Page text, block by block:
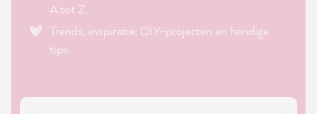
A tot Z.
Trends, inspiratie, DIY-projecten en handige
tips.